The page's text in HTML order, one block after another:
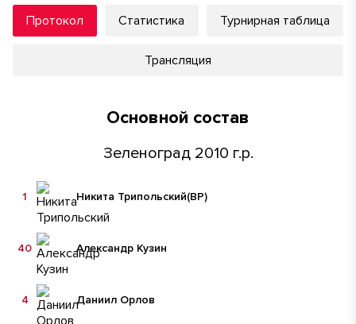
Протокол Статистика Турнирная таблица
Трансляция
Основной состав
Зеленоград 2010 г.р.
Никита Трипольский(ВР)
1
Александр Кузин
40
Даниил Орлов
4